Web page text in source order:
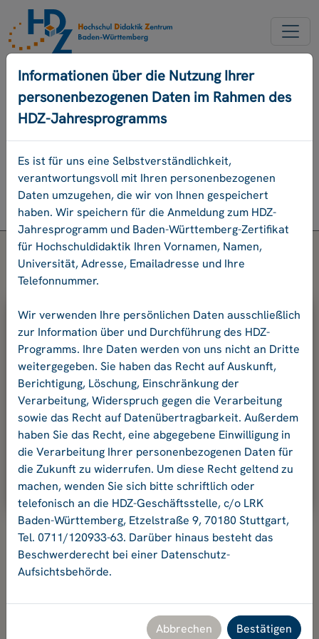
NEUER ACCOUNT
PASSWORD VERGESSEN
ENGLISCH
Programm
Login
Bitte geben Sie Ihre E-Mail-Adresse
und Ihr Passwort an.
E-Mail-Adresse:
Passwort:
Ok
Hochschuldidaktikzentrum Baden-Württemberg
Etzelstraße 9, 70180 Stuttgart, Tel. +49 711 120933-63,
Informationen über die Nutzung Ihrer
personenbezogenen Daten im Rahmen des
HDZ-Jahresprogramms
Es ist für uns eine Selbstverständlichkeit,
verantwortungsvoll mit Ihren personenbezogenen
Daten umzugehen, die wir von Ihnen gespeichert
haben. Wir speichern für die Anmeldung zum HDZ-
Jahresprogramm und Baden-Württemberg-Zertifikat
für Hochschuldidaktik Ihren Vornamen, Namen,
Universität, Adresse, Emailadresse und Ihre
Telefonnummer.
Wir verwenden Ihre persönlichen Daten ausschließlich
zur Information über und Durchführung des HDZ-
Programms. Ihre Daten werden von uns nicht an Dritte
weitergegeben. Sie haben das Recht auf Auskunft,
Berichtigung, Löschung, Einschränkung der
Verarbeitung, Widerspruch gegen die Verarbeitung
sowie das Recht auf Datenübertragbarkeit. Außerdem
haben Sie das Recht, eine abgegebene Einwilligung in
die Verarbeitung Ihrer personenbezogenen Daten für
die Zukunft zu widerrufen. Um diese Recht geltend zu
machen, wenden Sie sich bitte schriftlich oder
telefonisch an die HDZ-Geschäftsstelle, c/o LRK
Baden-Württemberg, Etzelstraße 9, 70180 Stuttgart,
Tel. 0711/120933-63. Darüber hinaus besteht das
Beschwerderecht bei einer Datenschutz-
Aufsichtsbehörde.
Abbrechen Bestätigen